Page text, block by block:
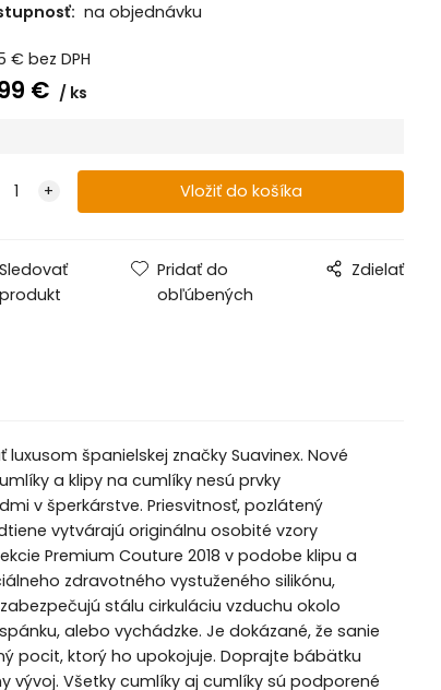
na objednávku
€ bez DPH
€ ks
Sledovať
produkt
Pridať do
obľúbených
Zdielať
luxusom španielskej značky Suavinex. Nové
a klipy na cumlíky nesú prvky
v šperkárstve. Priesvitnosť, pozlátený
vytvárajú originálnu osobité vzory
Premium Couture 2018 v podobe klipu a
zdravotného vystuženého silikónu,
stálu cirkuláciu vzduchu okolo
alebo vychádzke. Je dokázané, že sanie
pocit, ktorý ho upokojuje. Doprajte bábätku
Všetky cumlíky aj cumlíky sú podporené